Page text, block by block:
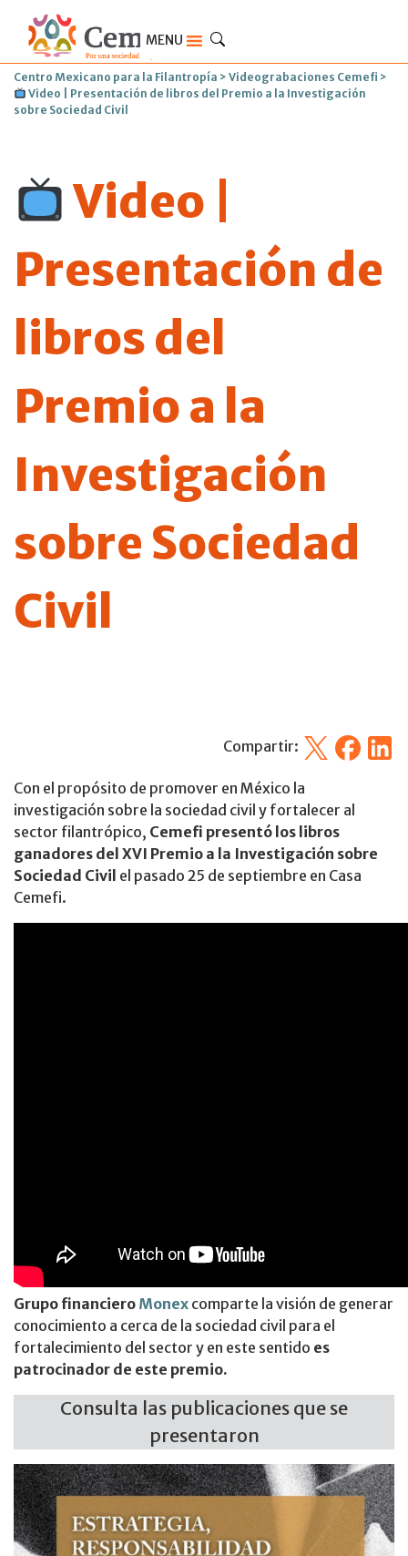
MENU
Centro Mexicano para la Filantropía > Videograbaciones Cemefi >
Video | Presentación de libros del Premio a la Investigación
sobre Sociedad Civil
Video |
Presentación de
libros del
Premio a la
Investigación
sobre Sociedad
Civil
Compartir: X Facebook
Con el propósito de promover en México la
investigación sobre la sociedad civil y fortalecer al
sector filantrópico, Cemefi presentó los libros
ganadores del XVI Premio a la Investigación sobre
Sociedad Civil el pasado 25 de septiembre en Casa
Cemefi.
Grupo financiero Monex comparte la visión de generar
conocimiento a cerca de la sociedad civil para el
fortalecimiento del sector y en este sentido es
patrocinador de este premio.
Consulta las publicaciones que se
presentaron